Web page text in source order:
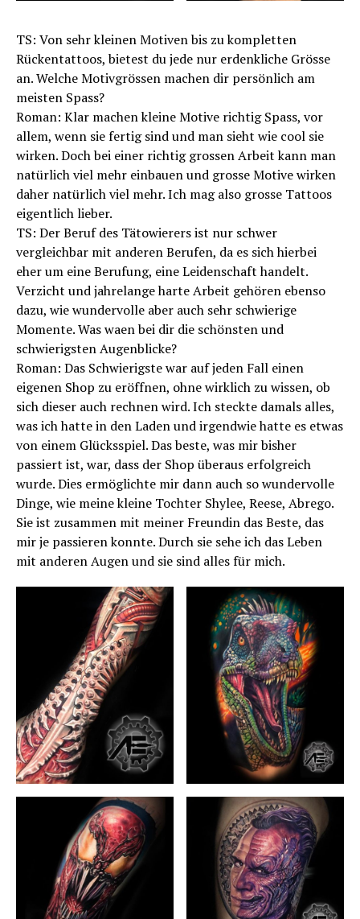
TS: Von sehr kleinen Motiven bis zu kompletten
Rückentattoos, bietest du jede nur erdenkliche Grösse
an. Welche Motivgrössen machen dir persönlich am
meisten Spass?
Roman: Klar machen kleine Motive richtig Spass, vor
allem, wenn sie fertig sind und man sieht wie cool sie
wirken. Doch bei einer richtig grossen Arbeit kann man
natürlich viel mehr einbauen und grosse Motive wirken
daher natürlich viel mehr. Ich mag also grosse Tattoos
eigentlich lieber.
TS: Der Beruf des Tätowierers ist nur schwer
vergleichbar mit anderen Berufen, da es sich hierbei
eher um eine Berufung, eine Leidenschaft handelt.
Verzicht und jahrelange harte Arbeit gehören ebenso
dazu, wie wundervolle aber auch sehr schwierige
Momente. Was waen bei dir die schönsten und
schwierigsten Augenblicke?
Roman: Das Schwierigste war auf jeden Fall einen
eigenen Shop zu eröffnen, ohne wirklich zu wissen, ob
sich dieser auch rechnen wird. Ich steckte damals alles,
was ich hatte in den Laden und irgendwie hatte es etwas
von einem Glücksspiel. Das beste, was mir bisher
passiert ist, war, dass der Shop überaus erfolgreich
wurde. Dies ermöglichte mir dann auch so wundervolle
Dinge, wie meine kleine Tochter Shylee, Reese, Abrego.
Sie ist zusammen mit meiner Freundin das Beste, das
mir je passieren konnte. Durch sie sehe ich das Leben
mit anderen Augen und sie sind alles für mich.